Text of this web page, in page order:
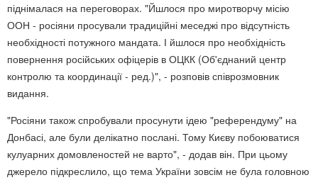
піднімалася на переговорах. "Йшлося про миротворчу місію
ООН - росіяни просували традиційні меседжі про відсутність
необхідності потужного мандата. І йшлося про необхідність
повернення російських офіцерів в ОЦКК (Об'єднаний центр
контролю та координації - ред.)", - розповів співрозмовник
видання.
"Росіяни також спробували просунути ідею "референдуму" на
Донбасі, але були делікатно послані. Тому Києву побоюватися
кулуарних домовленостей не варто", - додав він. При цьому
джерело підкреслило, що тема України зовсім не була головною